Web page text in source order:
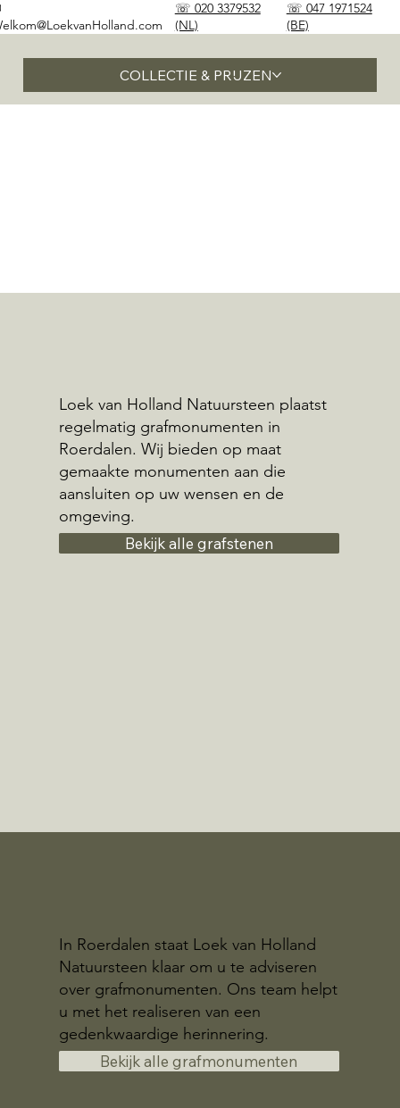
COLLECTIE & PRIJZEN
☏ 020 3379532
(NL)
☏ 047 1971524
(BE)
Loek van Holland Natuursteen plaatst
regelmatig grafmonumenten in
Roerdalen. Wij bieden op maat
gemaakte monumenten aan die
aansluiten op uw wensen en de
omgeving.
Bekijk alle grafstenen
In Roerdalen staat Loek van Holland
Natuursteen klaar om u te adviseren
over grafmonumenten. Ons team helpt
u met het realiseren van een
gedenkwaardige herinnering.
Bekijk alle grafmonumenten